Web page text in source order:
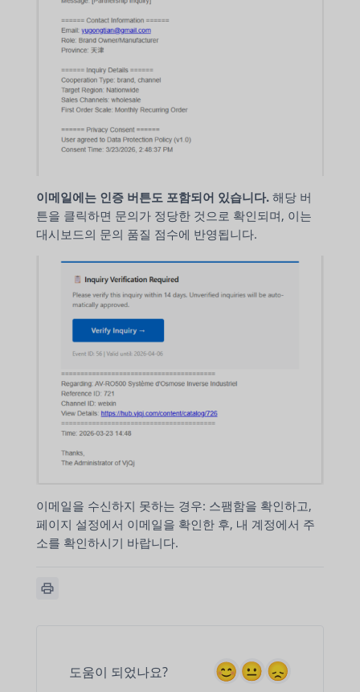
이메일에는 인증 버튼도 포함되어 있습니다. 해당 버
튼을 클릭하면 문의가 정당한 것으로 확인되며, 이는
대시보드의 문의 품질 점수에 반영됩니다.
이메일을 수신하지 못하는 경우: 스팸함을 확인하고,
페이지 설정에서 이메일을 확인한 후, 내 계정에서 주
소를 확인하시기 바랍니다.
도움이 되었나요?